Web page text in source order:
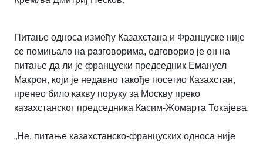
Питање односа између Казахстана и Француске није
се помињало на разговорима, одговорио је он на
питање да ли је француски председник Емануел
Макрон, који је недавно такође посетио Казахстан,
пренео било какву поруку за Москву преко
казахстанског председника Касим-Жомарта Токајева.
„Не, питање казахстанско-француских односа није